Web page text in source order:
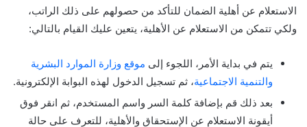
الاستعلام عن أهلية الضمان للتأكد من حصولهم على ذلك الراتب،
ولكي تتمكن من الاستعلام عن الأهلية، يتعين عليك القيام بالتالي:
يتم في بداية الأمر، اللجوء إلى موقع وزارة الموارد البشرية
والتنمية الاجتماعية، ثم تسجيل الدخول لهذه البوابة الإلكترونية.
بعد ذلك قم بإضافة كلمة السر واسم المستخدم، ثم انقر فوق
أيقونة الاستعلام عن الإستحقاق والأهلية، للتعرف على حالة